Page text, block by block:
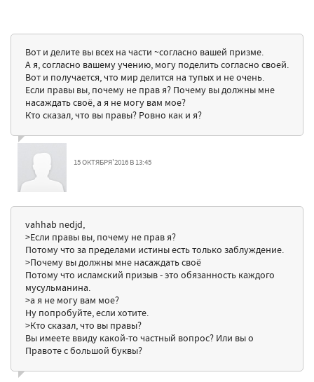
Вот и делите вы всех на части ~согласно вашей призме.
А я, согласно вашему учению, могу поделить согласно своей.
Вот и получается, что мир делится на тупых и не очень.
Если правы вы, почему не прав я? Почему вы должны мне
насаждать своё, а я не могу вам мое?
Кто сказал, что вы правы? Ровно как и я?
15 ОКТЯБРЯ'2016 В 13:45
vahhab nedjd,
>Если правы вы, почему не прав я?
Потому что за пределами истины есть только заблуждение.
>Почему вы должны мне насаждать своё
Потому что исламский призыв - это обязанность каждого
мусульманина.
>а я не могу вам мое?
Ну попробуйте, если хотите.
>Кто сказал, что вы правы?
Вы имеете ввиду какой-то частный вопрос? Или вы о
Правоте с большой буквы?